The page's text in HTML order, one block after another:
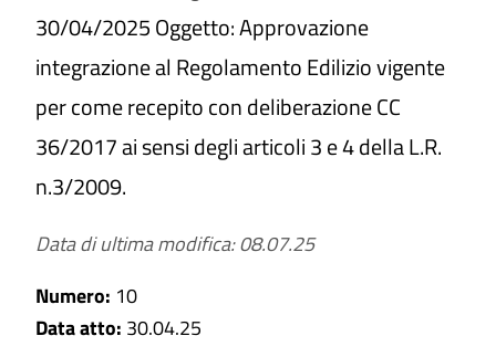
30/04/2025 Oggetto: Approvazione
integrazione al Regolamento Edilizio vigente
per come recepito con deliberazione CC
36/2017 ai sensi degli articoli 3 e 4 della L.R.
n.3/2009.
Data di ultima modifica: 08.07.25
Numero: 10
Data atto: 30.04.25